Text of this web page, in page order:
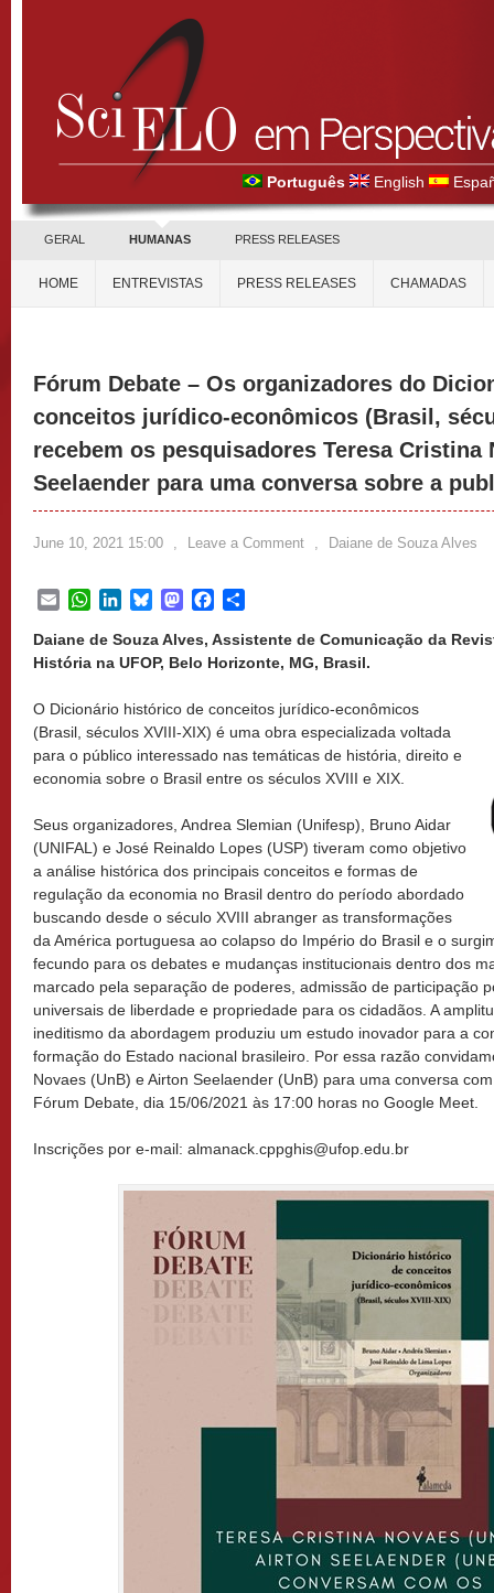
Português English
GERAL HUMANAS PRESS RELEASES
HOME ENTREVISTAS PRESS RELEASES CHAMADAS
Fórum Debate – Os organizadores do
conceitos jurídico-econômicos (Brasil,
recebem os pesquisadores Teresa Cristina
Seelaender para uma conversa sobre a
June 10, 2021 15:00 , Leave a Comment , Daiane de Souza Alves
EmailWhatsApp
LinkedInBlueskyMastodonFacebook
Daiane de Souza Alves, Assistente de Comunicação da
História na UFOP, Belo Horizonte, MG, Brasil.
O Dicionário histórico de conceitos jurídico-econômicos
(Brasil, séculos XVIII-XIX) é uma obra especializada voltada
para o público interessado nas temáticas de história, direito e
economia sobre o Brasil entre os séculos XVIII e XIX.
Seus organizadores, Andrea Slemian (Unifesp), Bruno Aidar
(UNIFAL) e José Reinaldo Lopes (USP) tiveram como objetivo
a análise histórica dos principais conceitos e formas de
regulação da economia no Brasil dentro do período abordado
buscando desde o século XVIII abranger as transformações
da América portuguesa ao colapso do Império do Brasil e o
fecundo para os debates e mudanças institucionais dentro dos
marcado pela separação de poderes, admissão de participação
universais de liberdade e propriedade para os cidadãos. A
ineditismo da abordagem produziu um estudo inovador para a
formação do Estado nacional brasileiro. Por essa razão
Novaes (UnB) e Airton Seelaender (UnB) para uma conversa
Fórum Debate, dia 15/06/2021 às 17:00 horas no Google Meet.
Inscrições por e-mail: almanack.cppghis@ufop.edu.br